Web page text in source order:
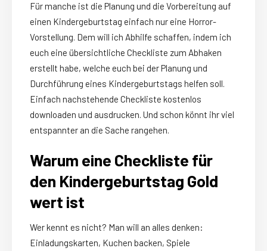
Für manche ist die Planung und die Vorbereitung auf
einen Kindergeburtstag einfach nur eine Horror-
Vorstellung. Dem will ich Abhilfe schaffen, indem ich
euch eine übersichtliche Checkliste zum Abhaken
erstellt habe, welche euch bei der Planung und
Durchführung eines Kindergeburtstags helfen soll.
Einfach nachstehende Checkliste kostenlos
downloaden und ausdrucken. Und schon könnt ihr viel
entspannter an die Sache rangehen.
Warum eine Checkliste für
den Kindergeburtstag Gold
wert ist
Wer kennt es nicht? Man will an alles denken:
Einladungskarten, Kuchen backen, Spiele